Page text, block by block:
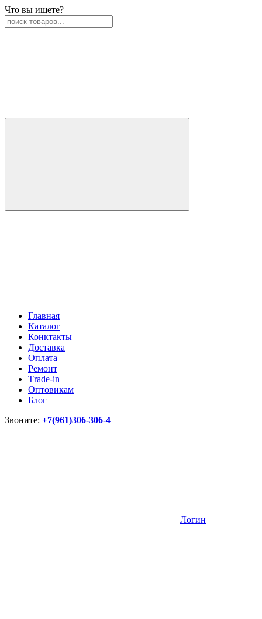
Что вы ищете?
Главная
Каталог
Конктакты
Доставка
Оплата
Ремонт
Тrade-in
Оптовикам
Блог
Звоните: +7(961)306-306-4
Логин